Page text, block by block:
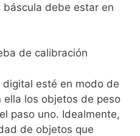
báscula debe estar en
de calibración
esté en modo de
ella los objetos de peso
paso uno. Idealmente,
de objetos que